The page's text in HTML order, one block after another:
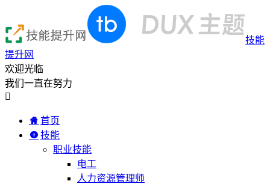
技能
提升网
欢迎光临
我们一直在努力

首页
技能
职业技能
电工
人力资源管理师